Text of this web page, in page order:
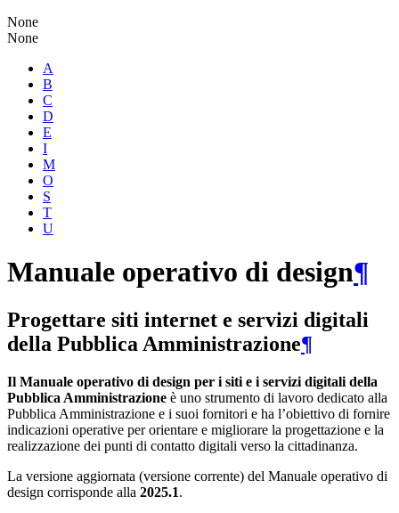
None
None
A
B
C
D
E
I
M
O
S
T
U
Manuale operativo di design¶
Progettare siti internet e servizi digitali
della Pubblica Amministrazione¶
Il Manuale operativo di design per i siti e i servizi digitali della
Pubblica Amministrazione è uno strumento di lavoro dedicato alla
Pubblica Amministrazione e i suoi fornitori e ha l’obiettivo di fornire
indicazioni operative per orientare e migliorare la progettazione e la
realizzazione dei punti di contatto digitali verso la cittadinanza.
La versione aggiornata (versione corrente) del Manuale operativo di
design corrisponde alla 2025.1.